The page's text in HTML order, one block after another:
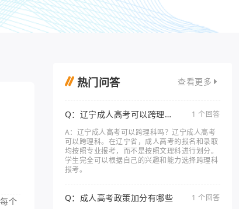
个
热门问答 查看更多
Q：辽宁成人高考可以跨理科
吗
1 个回答
A：辽宁成人高考可以跨理科吗？辽宁成人高考
可以跨理科。在辽宁省，成人高考的报名和录取
均按照专业报考，而不是按照文理科进行划分。
学生完全可以根据自己的兴趣和能力选择跨理科
报考。
Q：成人高考政策加分有哪些
1 个回答